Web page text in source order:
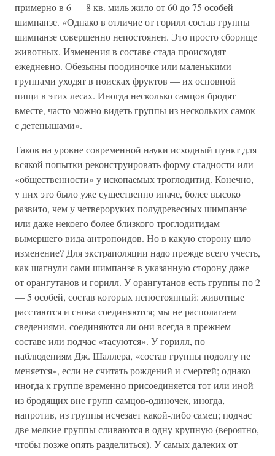
примерно в 6 — 8 кв. миль жило от 60 до 75 особей
шимпанзе. «Однако в отличие от горилл состав группы
шимпанзе совершенно непостоянен. Это просто сборище
животных. Изменения в составе стада происходят
ежедневно. Обезьяны поодиночке или маленькими
группами уходят в поисках фруктов — их основной
пищи в этих лесах. Иногда несколько самцов бродят
вместе, часто можно видеть группы из нескольких самок
с детенышами».
Таков на уровне современной науки исходный пункт для
всякой попытки реконструировать форму стадности или
«общественности» у ископаемых троглодитид. Конечно,
у них это было уже существенно иначе, более высоко
развито, чем у четвероруких полудревесных шимпанзе
или даже некоего более близкого троглодитидам
вымершего вида антропоидов. Но в какую сторону шло
изменение? Для экстраполяции надо прежде всего учесть,
как шагнули сами шимпанзе в указанную сторону даже
от орангутанов и горилл. У орангутанов есть группы по 2
— 5 особей, состав которых непостоянный: животные
расстаются и снова соединяются; мы не располагаем
сведениями, соединяются ли они всегда в прежнем
составе или подчас «тасуются». У горилл, по
наблюдениям Дж. Шаллера, «состав группы подолгу не
меняется», если не считать рождений и смертей; однако
иногда к группе временно присоединяется тот или иной
из бродящих вне групп самцов-одиночек, иногда,
напротив, из группы исчезает какой-либо самец; подчас
две мелкие группы сливаются в одну крупную (вероятно,
чтобы позже опять разделиться). У самых далеких от